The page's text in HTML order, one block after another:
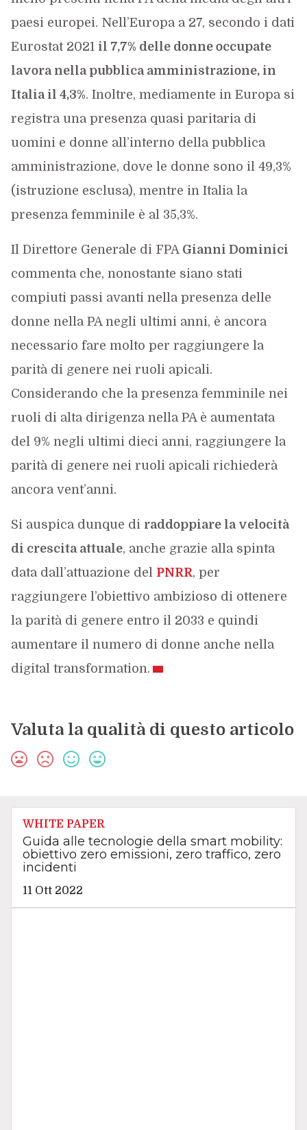
paesi europei. Nell’Europa a 27, secondo i dati
Eurostat 2021 il 7,7% delle donne occupate
lavora nella pubblica amministrazione, in
Italia il 4,3%. Inoltre, mediamente in Europa si
registra una presenza quasi paritaria di
uomini e donne all’interno della pubblica
amministrazione, dove le donne sono il 49,3%
(istruzione esclusa), mentre in Italia la
presenza femminile è al 35,3%.
Il Direttore Generale di FPA Gianni Dominici
commenta che, nonostante siano stati
compiuti passi avanti nella presenza delle
donne nella PA negli ultimi anni, è ancora
necessario fare molto per raggiungere la
parità di genere nei ruoli apicali.
Considerando che la presenza femminile nei
ruoli di alta dirigenza nella PA è aumentata
del 9% negli ultimi dieci anni, raggiungere la
parità di genere nei ruoli apicali richiederà
ancora vent’anni.
Si auspica dunque di raddoppiare la velocità
di crescita attuale, anche grazie alla spinta
data dall’attuazione del PNRR, per
raggiungere l’obiettivo ambizioso di ottenere
la parità di genere entro il 2033 e quindi
aumentare il numero di donne anche nella
digital transformation.
Valuta la qualità di questo articolo
WHITE PAPER
Guida alle tecnologie della smart mobility:
obiettivo zero emissioni, zero traffico, zero
incidenti
11 Ott 2022